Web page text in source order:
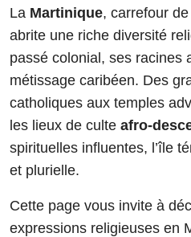
La Martinique, carrefour
abrite une riche diversité
passé colonial, ses racines
métissage caribéen. Des
catholiques aux temples
les lieux de culte afro-
spirituelles influentes, l’île
et plurielle.
Cette page vous invite à
expressions religieuses en